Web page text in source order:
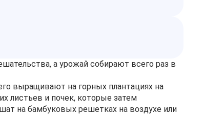
а урожай собирают всего раз в
выращивают на горных плантациях на
листьев и почек, которые затем
на бамбуковых решетках на воздухе или